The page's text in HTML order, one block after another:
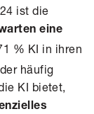
ist die
eine
% KI in ihren
häufig
KI bietet,